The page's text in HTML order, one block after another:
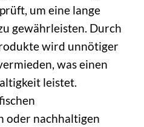
um eine lange
gewährleisten. Durch
wird unnötiger
was einen
leistet.
oder nachhaltigen